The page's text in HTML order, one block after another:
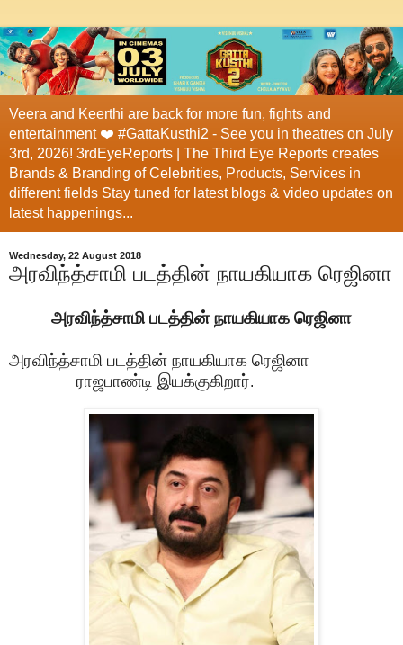
Veera and Keerthi are back for more fun, fights and
entertainment ❤️ #GattaKusthi2 - See you in theatres on July
3rd, 2026! 3rdEyeReports | The Third Eye Reports creates
Brands & Branding of Celebrities, Products, Services in
different fields Stay tuned for latest blogs & video updates on
latest happenings...
Wednesday, 22 August 2018
அரவிந்த்சாமி படத்தின் நாயகியாக ரெஜினா
அரவிந்த்சாமி படத்தின் நாயகியாக ரெஜினா
அரவிந்த்சாமி படத்தின் நாயகியாக ரெஜினா
ராஜபாண்டி இயக்குகிறார்.